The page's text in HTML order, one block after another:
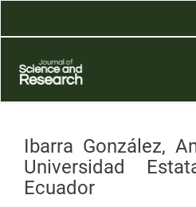
Contenido
Barra
lateral
Ibarra González,
Universidad
Ecuador